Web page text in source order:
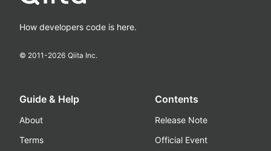
How developers code is here.
© 2011-2026 Qiita Inc.
Guide & Help
About
Terms
Contents
Release Note
Official Event